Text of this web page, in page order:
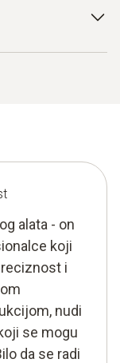
alata - on
koji
i
nudi
se mogu
da se radi